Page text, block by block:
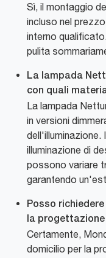
Sì, il montaggio
incluso nel
interno
pulita
La lampada
con quali
La lampada
in versioni
illuminazione di
possono variare
garantendo
Posso
la
Certamente,
domicilio per la